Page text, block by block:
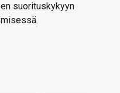
suorituskykyyn